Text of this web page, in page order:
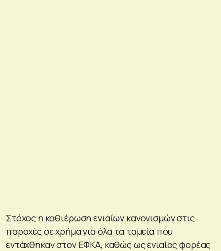
Στόχος η καθιέρωση ενιαίων κανονισμών στις
παροχές σε χρήμα για όλα τα ταμεία που
εντάχθηκαν στον ΕΦΚΑ, καθώς ως ενιαίος φορέας